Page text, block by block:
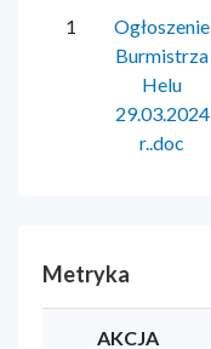
1
Ogłoszenie
Burmistrza
Helu
29.03.2024
r..doc
Metryka
AKCJA